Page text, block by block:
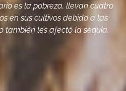
es la pobreza, llevan cuatro
en sus cultivos debido a las
también les afectó la sequía.